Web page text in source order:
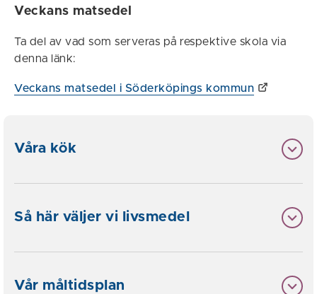
Veckans matsedel
Ta del av vad som serveras på respektive skola via
denna länk:
Veckans matsedel i Söderköpings kommun
Våra kök
Så här väljer vi livsmedel
Vår måltidsplan